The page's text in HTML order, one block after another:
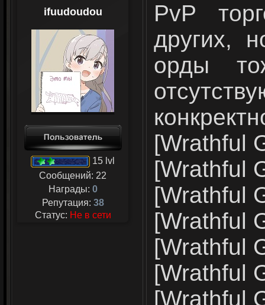
ifuudoudou
15 lvl
Сообщений: 22
Награды: 0
Репутация: 38
Статус: Не в сети
PvP
других,
орды
[Wrathful
[Wrathful
[Wrathful
[Wrathful
[Wrathful
[Wrathful
[Wrathful